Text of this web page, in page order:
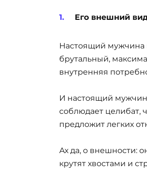
Его внешний
Настоящий мужчина
брутальный,
внутренняя
И настоящий
соблюдает целибат,
предложит легких
Ах да, о внешности:
крутят хвостами и